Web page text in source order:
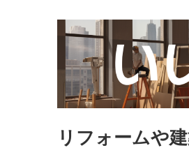
リフォームや